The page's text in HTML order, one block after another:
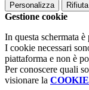
Personalizza
Gestione cookie
In questa schermata
I cookie necessari
piattaforma e non è
Per conoscere quali
visionare la